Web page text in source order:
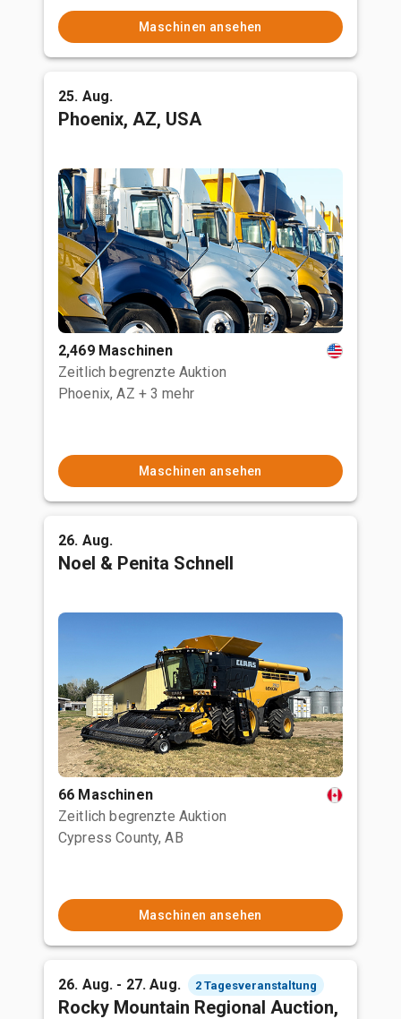
Maschinen ansehen
25. Aug.
Phoenix, AZ, USA
2,469 Maschinen
Zeitlich begrenzte Auktion
Phoenix, AZ + 3 mehr
Maschinen ansehen
26. Aug.
Noel & Penita Schnell
66 Maschinen
Zeitlich begrenzte Auktion
Cypress County, AB
Maschinen ansehen
26. Aug. - 27. Aug. 2 Tagesveranstaltung
Rocky Mountain Regional Auction,